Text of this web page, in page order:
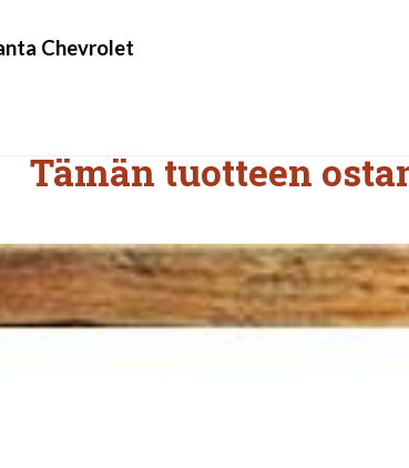
Chevrolet
Tämän tuotteen